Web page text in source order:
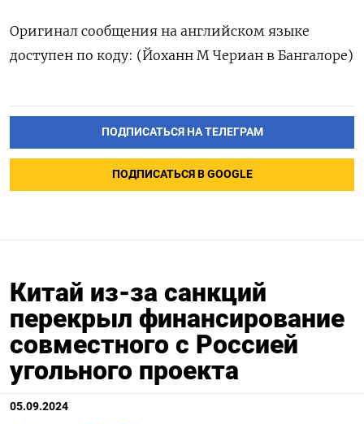
Оригинал сообщения на английском языке
доступен по коду: (Йоханн М Чериан в Бангалоре)
ПОДПИСАТЬСЯ НА ТЕЛЕГРАМ
ПОДПИСАТЬСЯ В GOOGLE
Китай из-за санкций
перекрыл финансирование
совместного с Россией
угольного проекта
05.09.2024